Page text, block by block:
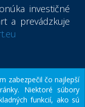
investičné
a prevádzkuje
zabezpečil čo najlepší
Niektoré súbory
funkcií, ako sú